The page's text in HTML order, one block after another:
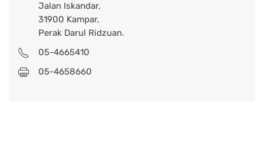
Jalan Iskandar,
31900 Kampar,
Perak Darul Ridzuan.
05-4665410
05-4658660